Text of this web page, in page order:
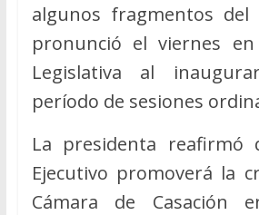
algunos fragmentos del
pronunció el viernes
Legislativa al
período de sesiones
La presidenta reafirmó
Ejecutivo promoverá la
Cámara de Casación